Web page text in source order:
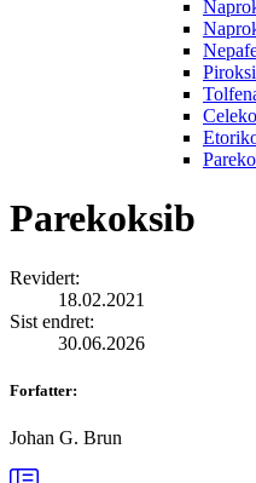
Parekoksib
Revidert:
18.02.2021
Sist endret:
30.06.2026
Forfatter:
Johan G. Brun